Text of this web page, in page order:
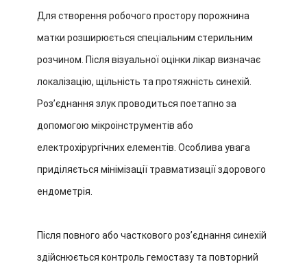
Для створення робочого простору порожнина
матки розширюється спеціальним стерильним
розчином. Після візуальної оцінки лікар визначає
локалізацію, щільність та протяжність синехій.
Розʼєднання злук проводиться поетапно за
допомогою мікроінструментів або
електрохірургічних елементів. Особлива увага
приділяється мінімізації травматизації здорового
ендометрія.
Після повного або часткового розʼєднання синехій
здійснюється контроль гемостазу та повторний